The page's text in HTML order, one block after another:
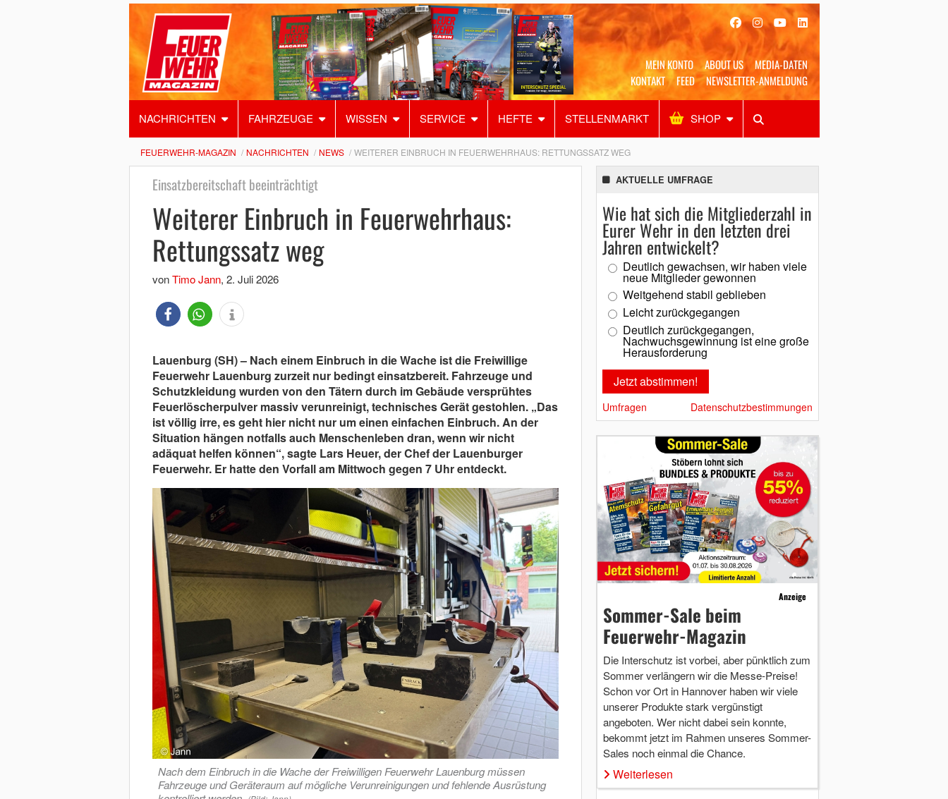
MEIN KONTO ABOUT US
MEDIA-DATEN
KONTAKT
FEED NEWSLETTER-ANMELDUNG
NACHRICHTEN FAHRZEUGE WISSEN SERVICE HEFTE STELLENMARKT SHOP
Alles Shop SUCHEN
FEUERWEHR-MAGAZIN NACHRICHTEN NEWS WEITERER EINBRUCH IN FEUERWEHRHAUS: RETTUNGSSATZ WEG
Einsatzbereitschaft beeinträchtigt
Weiterer Einbruch in Feuerwehrhaus:
Rettungssatz weg
vonTimo Jann, 2. Juli 2026
Lauenburg (SH) – Nach einem Einbruch in die Wache ist die Freiwillige
Feuerwehr Lauenburg zurzeit nur bedingt einsatzbereit. Fahrzeuge und
Schutzkleidung wurden von den Tätern durch im Gebäude versprühtes
Feuerlöscherpulver massiv verunreinigt, technisches Gerät gestohlen. „Das
ist völlig irre, es geht hier nicht nur um einen einfachen Einbruch. An der
Situation hängen notfalls auch Menschenleben dran, wenn wir nicht
adäquat helfen können“, sagte Lars Heuer, der Chef der Lauenburger
Feuerwehr. Er hatte den Vorfall am Mittwoch gegen 7 Uhr entdeckt.
Nach dem Einbruch in die Wache der Freiwilligen Feuerwehr Lauenburg müssen
Fahrzeuge und Geräteraum auf mögliche Verunreinigungen und fehlende Ausrüstung
AKTUELLE UMFRAGE
Wie hat sich die Mitgliederzahl in
Eurer Wehr in den letzten drei
Jahren entwickelt?
Deutlich gewachsen, wir haben viele
neue Mitglieder gewonnen
Weitgehend stabil geblieben
Leicht zurückgegangen
Deutlich zurückgegangen,
Nachwuchsgewinnung ist eine große
Herausforderung
Umfragen Datenschutzbestimmungen
Anzeige
Sommer-Sale beim
Feuerwehr-Magazin
Die Interschutz ist vorbei, aber pünktlich zum
Sommer verlängern wir die Messe-Preise!
Schon vor Ort in Hannover haben wir viele
unserer Produkte stark vergünstigt
angeboten. Wer nicht dabei sein konnte,
bekommt jetzt im Rahmen unseres Sommer-
Sales noch einmal die Chance.
Weiterlesen